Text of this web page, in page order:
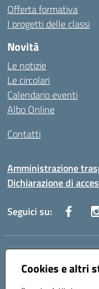
Cookies e altri
Offerta formativa
I progetti delle classi
Novità
Le notizie
Le circolari
Calendario eventi
Albo Online
Contatti
Amministrazione
Dichiarazione di
Seguici su:
Indirizzo:
Centralino:0881636571